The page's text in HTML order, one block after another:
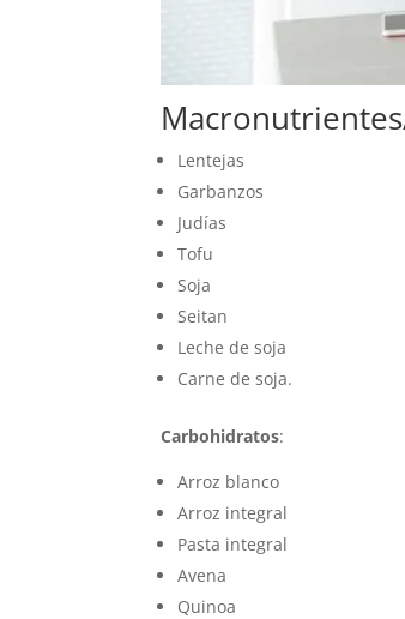
Lentejas
Garbanzos
Judías
Tofu
Soja
Seitan
Leche de soja
Carne de soja.
Carbohidratos:
Arroz blanco
Arroz integral
Pasta integral
Avena
Quinoa